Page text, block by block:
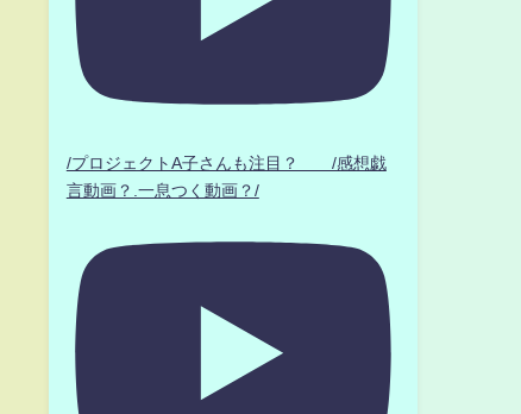
/プロジェクトA子さんも注目？ /感想戯
言動画？.一息つく動画？/